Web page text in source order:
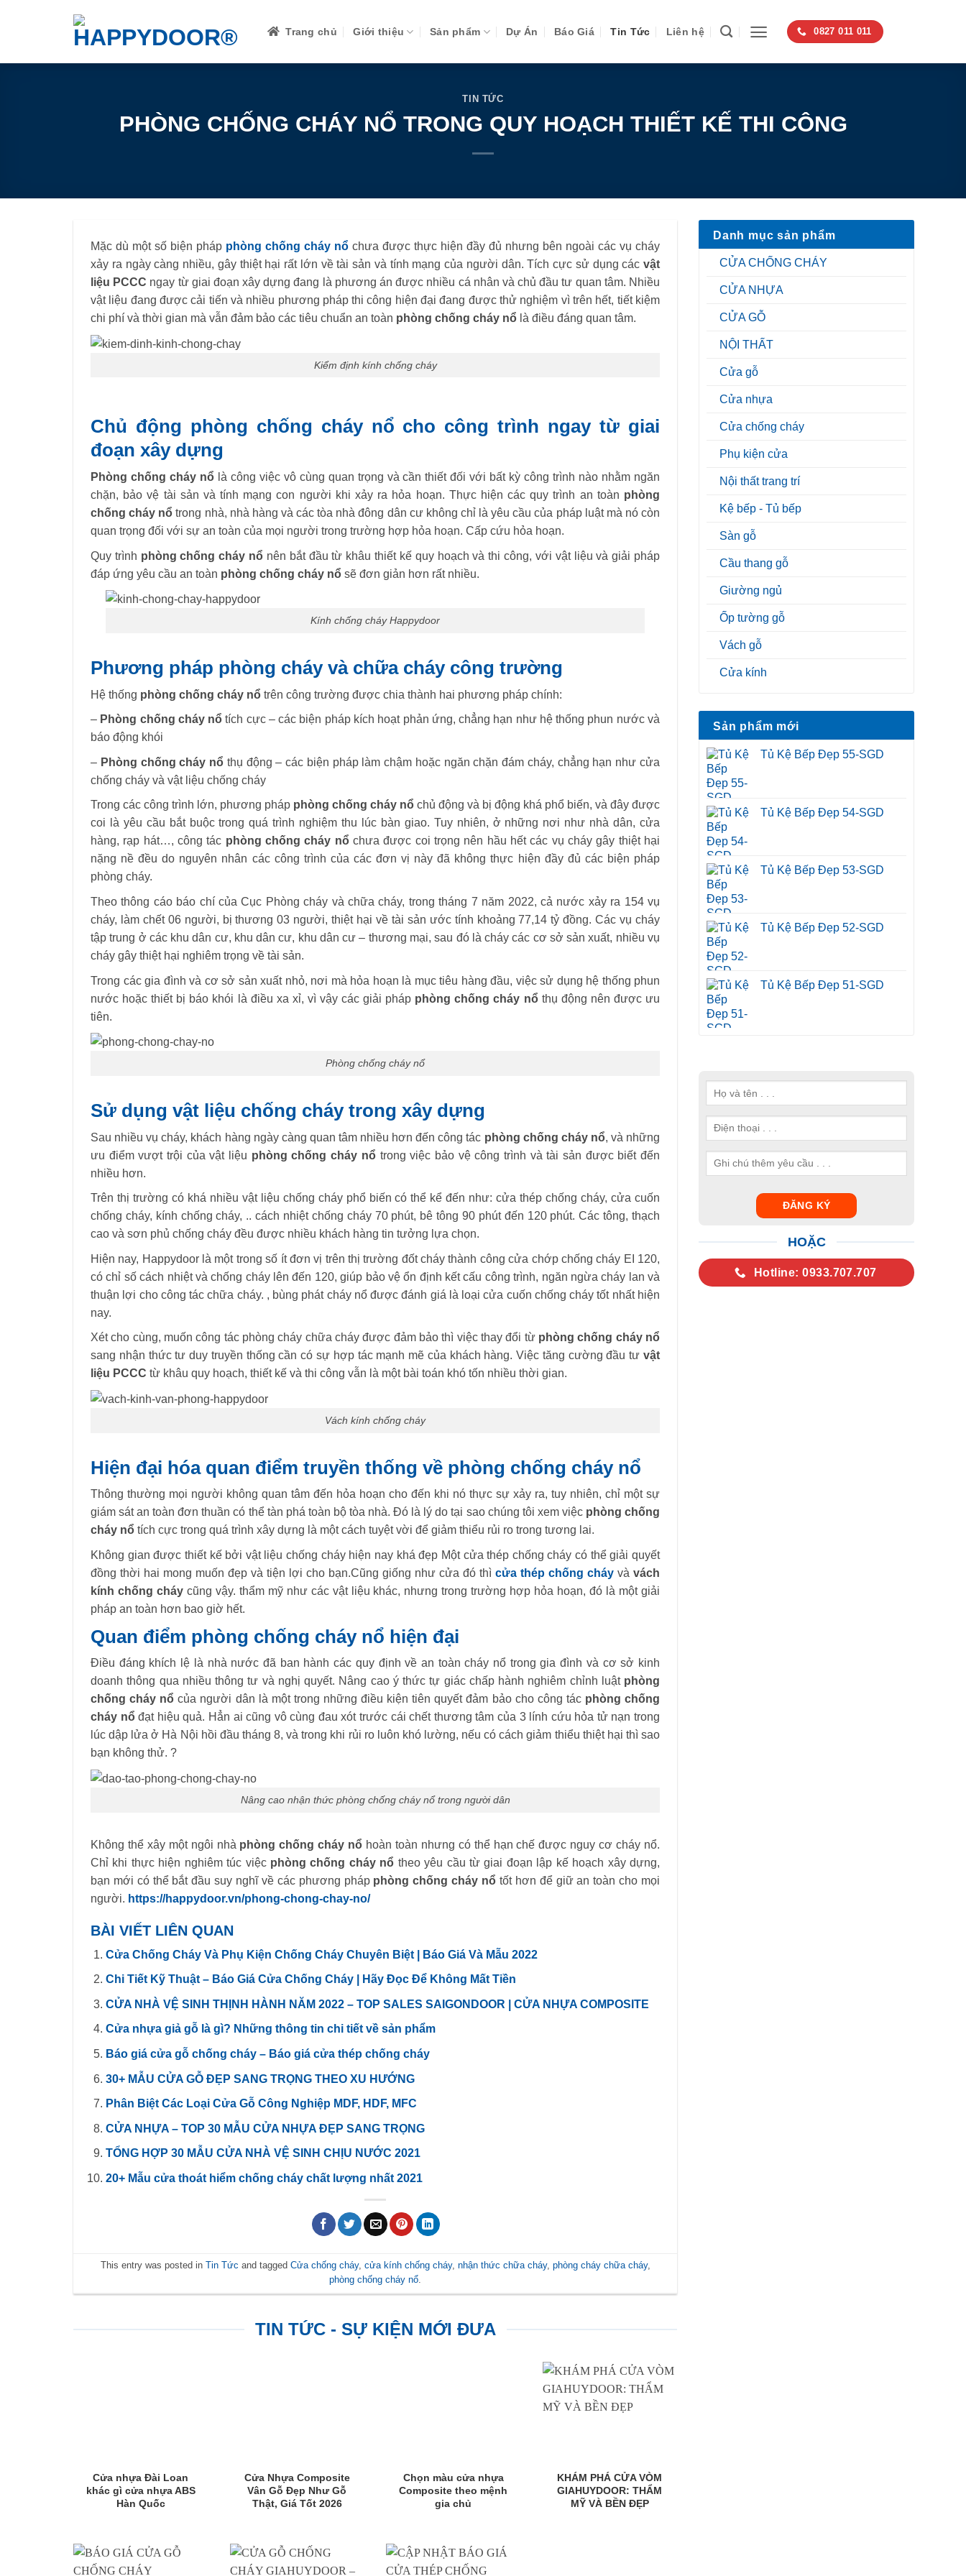
Trang chủ Giới thiệu Sản phẩm Dự Án Báo Giá Tin Tức Liên hệ 0827 011 011
TIN TỨC
PHÒNG CHỐNG CHÁY NỔ TRONG QUY HOẠCH THIẾT KẾ THI CÔNG
Mặc dù một số biện pháp phòng chống cháy nổ chưa được thực hiện đầy đủ nhưng bên ngoài các vụ cháy
xảy ra ngày càng nhiều, gây thiệt hại rất lớn về tài sản và tính mạng của người dân. Tích cực sử dụng các vật
liệu PCCC ngay từ giai đoạn xây dựng đang là phương án được nhiều cá nhân và chủ đầu tư quan tâm. Nhiều
vật liệu đang được cải tiến và nhiều phương pháp thi công hiện đại đang được thử nghiệm vì trên hết, tiết kiệm
chi phí và thời gian mà vẫn đảm bảo các tiêu chuẩn an toàn phòng chống cháy nổ là điều đáng quan tâm.
Kiểm định kính chống cháy
Chủ động phòng chống cháy nổ cho công trình ngay từ giai
đoạn xây dựng
Phòng chống cháy nổlà công việc vô cùng quan trọng và cần thiết đối với bất kỳ công trình nào nhằm ngăn
chặn, bảo vệ tài sản và tính mạng con người khi xảy ra hỏa hoạn. Thực hiện các quy trình an toàn phòng
chống cháy nổ trong nhà, nhà hàng và các tòa nhà đông dân cư không chỉ là yêu cầu của pháp luật mà nó còn
quan trọng đối với sự an toàn của mọi người trong trường hợp hỏa hoạn. Cấp cứu hỏa hoạn.
Quy trình phòng chống cháy nổ nên bắt đầu từ khâu thiết kế quy hoạch và thi công, với vật liệu và giải pháp
đáp ứng yêu cầu an toàn phòng chống cháy nổ sẽ đơn giản hơn rất nhiều.
Kính chống cháy Happydoor
Phương pháp phòng cháy và chữa cháy công trường
Hệ thống phòng chống cháy nổ trên công trường được chia thành hai phương pháp chính:
– Phòng chống cháy nổ tích cực – các biện pháp kích hoạt phản ứng, chẳng hạn như hệ thống phun nước và
báo động khói
– P hòng chống cháy nổ thụ động – các biện pháp làm chậm hoặc ngăn chặn đám cháy, chẳng hạn như cửa
chống cháy và vật liệu chống cháy
Trong các công trình lớn, phương pháp phòng chống cháy nổ chủ động và bị động khá phổ biến, và đây được
coi là yêu cầu bắt buộc trong quá trình nghiệm thu lúc bàn giao. Tuy nhiên, ở những nơi như nhà dân, cửa
hàng, rạp hát…, công tác phòng chống cháy nổchưa được coi trọng nên hầu hết các vụ cháy gây thiệt hại
nặng nề đều do nguyên nhân các công trình của các đơn vị này đã không thực hiện đầy đủ các biện pháp
phòng cháy.
Theo thông cáo báo chí của Cục Phòng cháy và chữa cháy, trong tháng 7 năm 2022, cả nước xảy ra 154 vụ
cháy, làm chết 06 người, bị thương 03 người, thiệt hại về tài sản ước tính khoảng 77,14 tỷ đồng. Các vụ cháy
tập trung ở các khu dân cư, khu dân cư, khu dân cư – thương mại, sau đó là cháy các cơ sở sản xuất, nhiều vụ
cháy gây thiệt hại nghiêm trọng về tài sản.
Trong các gia đình và cơ sở sản xuất nhỏ, nơi mà hỏa hoạn là mục tiêu hàng đầu, việc sử dụng hệ thống phun
nước hoặc thiết bị báo khói là điều xa xỉ, vì vậy các giải pháp phòng chống cháy nổthụ động nên được ưu
tiên.
Phòng chống cháy nổ
Sử dụng vật liệu chống cháy trong xây dựng
Sau nhiều vụ cháy, khách hàng ngày càng quan tâm nhiều hơn đến công tác phòng chống cháy nổ, và những
ưu điểm vượt trội của vật liệu phòng chống cháy nổtrong việc bảo vệ công trình và tài sản được biết đến
nhiều hơn.
Trên thị trường có khá nhiều vật liệu chống cháy phổ biến có thể kể đến như: cửa thép chống cháy, cửa cuốn
chống cháy, kính chống cháy, .. cách nhiệt chống cháy 70 phút, bê tông 90 phút đến 120 phút. Các tông, thạch
cao và sơn phủ chống cháy đều được nhiều khách hàng tin tưởng lựa chọn.
Hiện nay, Happydoor là một trong số ít đơn vị trên thị trường đốt cháy thành công cửa chớp chống cháy EI 120,
có chỉ số cách nhiệt và chống cháy lên đến 120, giúp bảo vệ ổn định kết cấu công trình, ngăn ngừa cháy lan và
thuận lợi cho công tác chữa cháy. , bùng phát cháy nổ được đánh giá là loại cửa cuốn chống cháy tốt nhất hiện
nay.
Xét cho cùng, muốn công tác phòng cháy chữa cháy được đảm bảo thì việc thay đổi từ phòng chống cháy nổ
sang nhận thức tư duy truyền thống cần có sự hợp tác mạnh mẽ của khách hàng. Việc tăng cường đầu tư vật
liệu PCCC từ khâu quy hoạch, thiết kế và thi công vẫn là một bài toán khó tốn nhiều thời gian.
Vách kính chống cháy
Hiện đại hóa quan điểm truyền thống về phòng chống cháy nổ
Thông thường mọi người không quan tâm đến hỏa hoạn cho đến khi nó thực sự xảy ra, tuy nhiên, chỉ một sự
giám sát an toàn đơn thuần có thể tàn phá toàn bộ tòa nhà. Đó là lý do tại sao chúng tôi xem việc phòng chống
cháy nổ tích cực trong quá trình xây dựng là một cách tuyệt vời để giảm thiểu rủi ro trong tương lai.
Không gian được thiết kế bởi vật liệu chống cháy hiện nay khá đẹp Một cửa thép chống cháy có thể giải quyết
đồng thời hai mong muốn đẹp và tiện lợi cho bạn.Cũng giống như cửa đó thì cửa thép chống cháy và vách
kính chống cháycũng vậy. thẩm mỹ như các vật liệu khác, nhưng trong trường hợp hỏa hoạn, đó là một giải
pháp an toàn hơn bao giờ hết.
Quan điểm phòng chống cháy nổ hiện đại
Điều đáng khích lệ là nhà nước đã ban hành các quy định về an toàn cháy nổ trong gia đình và cơ sở kinh
doanh thông qua nhiều thông tư và nghị quyết. Nâng cao ý thức tự giác chấp hành nghiêm chỉnh luật phòng
chống cháy nổ của người dân là một trong những điều kiện tiên quyết đảm bảo cho công tác phòng chống
cháy nổđạt hiệu quả. Hẳn ai cũng vô cùng đau xót trước cái chết thương tâm của 3 lính cứu hỏa tử nạn trong
lúc dập lửa ở Hà Nội hồi đầu tháng 8, và trong khi rủi ro luôn khó lường, nếu có cách giảm thiểu thiệt hại thì sao
bạn không thử. ?
Nâng cao nhận thức phòng chống cháy nổ trong người dân
Không thể xây một ngôi nhà phòng chống cháy nổ hoàn toàn nhưng có thể hạn chế được nguy cơ cháy nổ.
Chỉ khi thực hiện nghiêm túc việc phòng chống cháy nổ theo yêu cầu từ giai đoạn lập kế hoạch xây dựng,
bạn mới có thể bắt đầu suy nghĩ về các phương pháp phòng chống cháy nổ tốt hơn để giữ an toàn cho mọi
người. https://happydoor.vn/phong-chong-chay-no/
BÀI VIẾT LIÊN QUAN
Cửa Chống Cháy Và Phụ Kiện Chống Cháy Chuyên Biệt | Báo Giá Và Mẫu 2022
Chi Tiết Kỹ Thuật – Báo Giá Cửa Chống Cháy | Hãy Đọc Để Không Mất Tiền
CỬA NHÀ VỆ SINH THỊNH HÀNH NĂM 2022 – TOP SALES SAIGONDOOR | CỬA NHỰA COMPOSITE
Cửa nhựa giả gỗ là gì? Những thông tin chi tiết về sản phẩm
Báo giá cửa gỗ chống cháy – Báo giá cửa thép chống cháy
30+ MẪU CỬA GỖ ĐẸP SANG TRỌNG THEO XU HƯỚNG
Phân Biệt Các Loại Cửa Gỗ Công Nghiệp MDF, HDF, MFC
CỬA NHỰA – TOP 30 MẪU CỬA NHỰA ĐẸP SANG TRỌNG
TỔNG HỢP 30 MẪU CỬA NHÀ VỆ SINH CHỊU NƯỚC 2021
20+ Mẫu cửa thoát hiểm chống cháy chất lượng nhất 2021
This entry was posted in Tin Tức and tagged Cửa chống cháy, cửa kính chống cháy, nhận thức chữa cháy, phòng cháy chữa cháy,
phòng chống cháy nổ.
TIN TỨC - SỰ KIỆN MỚI ĐƯA
Cửa nhựa Đài Loan
khác gì cửa nhựa ABS
Hàn Quốc
Cửa Nhựa Composite
Vân Gỗ Đẹp Như Gỗ
Thật, Giá Tốt 2026
Chọn màu cửa nhựa
Composite theo mệnh
gia chủ
KHÁM PHÁ CỬA VÒM
GIAHUYDOOR: THẨM
MỸ VÀ BỀN ĐẸP
Danh mục sản phẩm
CỬA CHỐNG CHÁY
CỬA NHỰA
CỬA GỖ
NỘI THẤT
Cửa gỗ
Cửa nhựa
Cửa chống cháy
Phụ kiện cửa
Nội thất trang trí
Kệ bếp - Tủ bếp
Sàn gỗ
Cầu thang gỗ
Giường ngủ
Ốp tường gỗ
Vách gỗ
Cửa kính
Sản phẩm mới
Tủ Kệ Bếp Đẹp 55-SGD
Tủ Kệ Bếp Đẹp 54-SGD
Tủ Kệ Bếp Đẹp 53-SGD
Tủ Kệ Bếp Đẹp 52-SGD
Tủ Kệ Bếp Đẹp 51-SGD
HOẶC
Hotline: 0933.707.707